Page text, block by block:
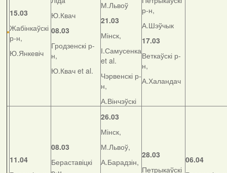
15.03
Жабінкаўскі
р-н,
Ю.Янкевіч
Ю.Квач
08.03
Гродзенскі р-
н,
Ю.Квач et al.
М.Львоў
21.03
Мінск,
І.Самусенка
et al.
Чэрвенскі р-
н,
А.Вінчэўскі
р-н,
А.Шэўчык
17.03
Веткаўскі р-
н,
А.Халандач
11.04
08.03
Бераставіцкі
26.03
Мінск,
М.Львоў,
А.Барадзін,
28.03
Петрыкаўскі
06.04